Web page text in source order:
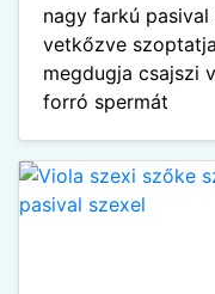
nagy farkú
vetkőzve
megdugja csajszi
forró spermát